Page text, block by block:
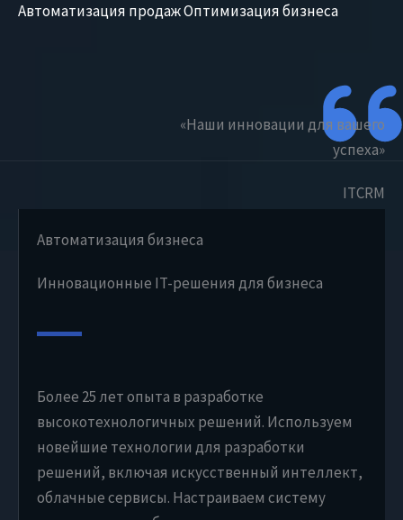
Автоматизация продаж Оптимизация бизнеса
«Наши инновации для вашего
успеха»
ITCRM
Автоматизация бизнеса
Инновационные IT-решения для бизнеса
Более 25 лет опыта в разработке
высокотехнологичных решений. Используем
новейшие технологии для разработки
решений, включая искусственный интеллект,
облачные сервисы. Настраиваем систему